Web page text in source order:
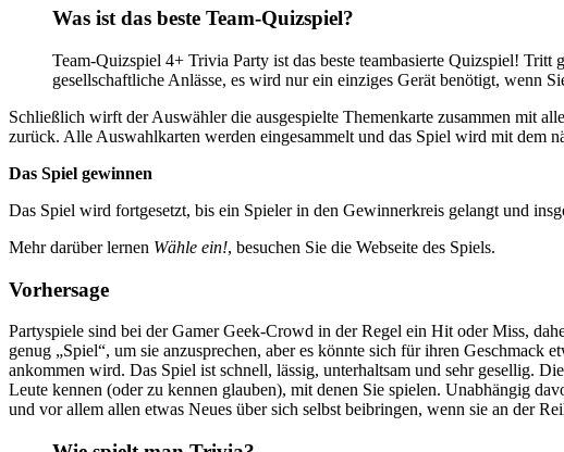
Was ist das beste Team-Quizspiel?
Team-Quizspiel 4+ Trivia Party ist das beste teambasierte Quizspiel!
gesellschaftliche Anlässe, es wird nur ein einziges Gerät benötigt, wenn
Schließlich wirft der Auswähler die ausgespielte Themenkarte zusammen mit
zurück. Alle Auswahlkarten werden eingesammelt und das Spiel wird mit dem
Das Spiel gewinnen
Das Spiel wird fortgesetzt, bis ein Spieler in den Gewinnerkreis gelangt und
Mehr darüber lernen Wähle ein!, besuchen Sie die Webseite des Spiels.
Vorhersage
Partyspiele sind bei der Gamer Geek-Crowd in der Regel ein Hit oder Miss,
genug „Spiel“, um sie anzusprechen, aber es könnte sich für ihren
ankommen wird. Das Spiel ist schnell, lässig, unterhaltsam und sehr gesellig.
Leute kennen (oder zu kennen glauben), mit denen Sie spielen. Unabhängig
und vor allem allen etwas Neues über sich selbst beibringen, wenn sie an der